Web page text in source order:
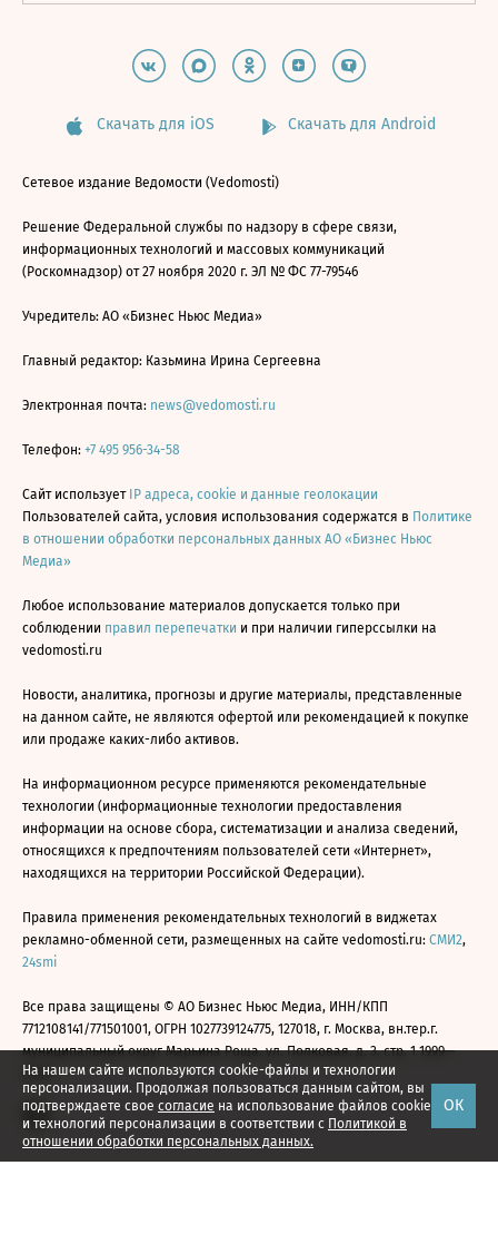
На нашем сайте используются cookie-файлы и технологии
персонализации. Продолжая пользоваться данным сайтом, вы
подтверждаете свое согласие на использование файлов cookie
и технологий персонализации в соответствии с Политикой в
отношении обработки персональных данных.
ОК
Скачать для iOS Скачать для Android
Сетевое издание Ведомости (Vedomosti)
Решение Федеральной службы по надзору в сфере связи,
информационных технологий и массовых коммуникаций
(Роскомнадзор) от 27 ноября 2020 г. ЭЛ № ФС 77-79546
Учредитель: АО «Бизнес Ньюс Медиа»
Главный редактор: Казьмина Ирина Сергеевна
Электронная почта: news@vedomosti.ru
Телефон: +7 495 956-34-58
Сайт использует IP адреса, cookie и данные геолокации
Пользователей сайта, условия использования содержатся в Политике
в отношении обработки персональных данных АО «Бизнес Ньюс
Медиа»
Любое использование материалов допускается только при
соблюдении правил перепечатки и при наличии гиперссылки на
vedomosti.ru
Новости, аналитика, прогнозы и другие материалы, представленные
на данном сайте, не являются офертой или рекомендацией к покупке
или продаже каких-либо активов.
На информационном ресурсе применяются рекомендательные
технологии (информационные технологии предоставления
информации на основе сбора, систематизации и анализа сведений,
относящихся к предпочтениям пользователей сети «Интернет»,
находящихся на территории Российской Федерации).
Правила применения рекомендательных технологий в виджетах
рекламно-обменной сети, размещенных на сайте vedomosti.ru: СМИ2,
24smi
Все права защищены © АО Бизнес Ньюс Медиа, ИНН/КПП
7712108141/771501001, ОГРН 1027739124775, 127018, г. Москва, вн.тер.г.
муниципальный округ Марьина Роща, ул. Полковая, д. 3, стр. 1 1999—
2026